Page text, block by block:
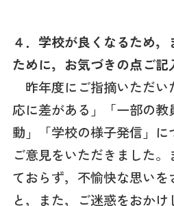
４．学校が良くなるため
ために，お気づきの点ご記
昨年度にご指摘いただい
応に差がある」「一部の
動」「学校の様子発信」に
ご意見をいただきました
ておらず，不愉快な思いを
と，また，ご迷惑をおか